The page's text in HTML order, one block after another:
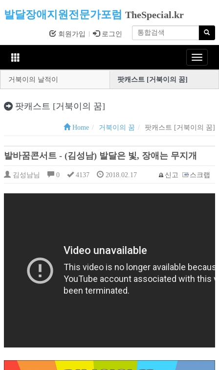
발달장애지원전문가포럼 TheSpecial.kr
회원가입 로그인
Toggle
거북이의 날적이
팟캐스트 [거북이의 꿈]
팟캐스트 [거북이의 꿈]
Home 거북이의 꿈 팟캐스트 [거북이의 꿈]
발바꿈콘서트 - (김성남) 발달은 빛, 장애는 무지개
김성남님 0 4137 2018.02.17 신고 스크랩